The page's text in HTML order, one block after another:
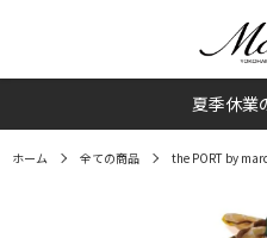
夏季休業
ホーム 全ての商品 the PORT by